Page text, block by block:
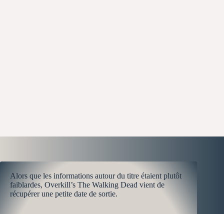
Alors que les informations autour du titre étaient plutôt
faiblardes, Overkill’s The Walking Dead vient de
récupérer une petite date de sortie.